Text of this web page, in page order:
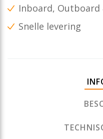
Inboard, Outboard
Snelle levering